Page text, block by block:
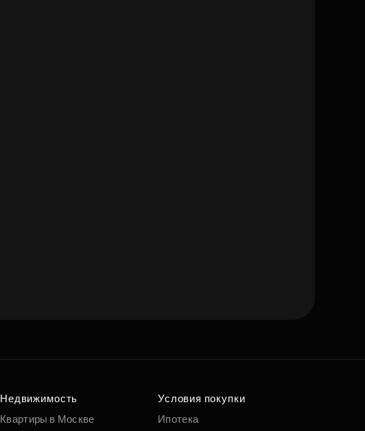
Недвижимость
Квартиры в Москве
Условия покупки
Ипотека